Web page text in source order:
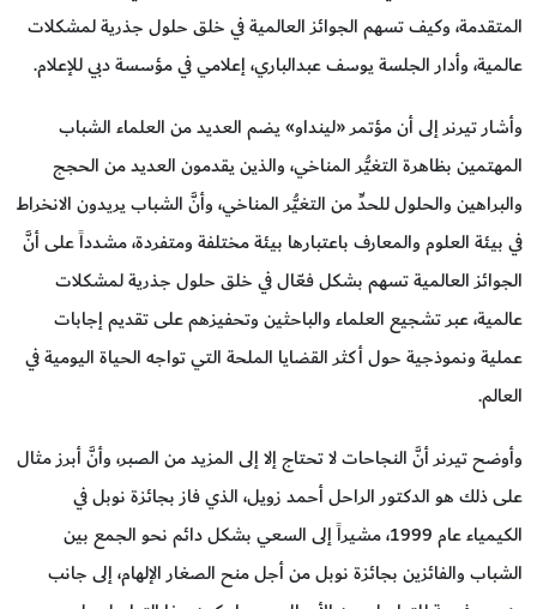
المتقدمة، وكيف تسهم الجوائز العالمية في خلق حلول جذرية لمشكلات
عالمية، وأدار الجلسة يوسف عبدالباري، إعلامي في مؤسسة دبي للإعلام.
وأشار تيرنر إلى أن مؤتمر «لينداو» يضم العديد من العلماء الشباب
المهتمين بظاهرة التغيُّر المناخي، والذين يقدمون العديد من الحجج
والبراهين والحلول للحدِّ من التغيُّر المناخي، وأنَّ الشباب يريدون الانخراط
في بيئة العلوم والمعارف باعتبارها بيئة مختلفة ومتفردة، مشدداً على أنَّ
الجوائز العالمية تسهم بشكل فعّال في خلق حلول جذرية لمشكلات
عالمية، عبر تشجيع العلماء والباحثين وتحفيزهم على تقديم إجابات
عملية ونموذجية حول أكثر القضايا الملحة التي تواجه الحياة اليومية في
العالم.
وأوضح تيرنر أنَّ النجاحات لا تحتاج إلا إلى المزيد من الصبر، وأنَّ أبرز مثال
على ذلك هو الدكتور الراحل أحمد زويل، الذي فاز بجائزة نوبل في
الكيمياء عام 1999، مشيراً إلى السعي بشكل دائم نحو الجمع بين
الشباب والفائزين بجائزة نوبل من أجل منح الصغار الإلهام، إلى جانب